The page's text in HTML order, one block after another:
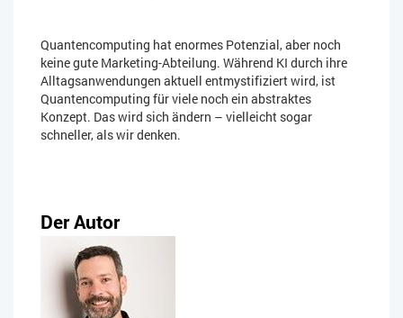
Quantencomputing hat enormes Potenzial, aber noch
keine gute Marketing-Abteilung. Während KI durch ihre
Alltagsanwendungen aktuell entmystifiziert wird, ist
Quantencomputing für viele noch ein abstraktes
Konzept. Das wird sich ändern – vielleicht sogar
schneller, als wir denken.
Der Autor